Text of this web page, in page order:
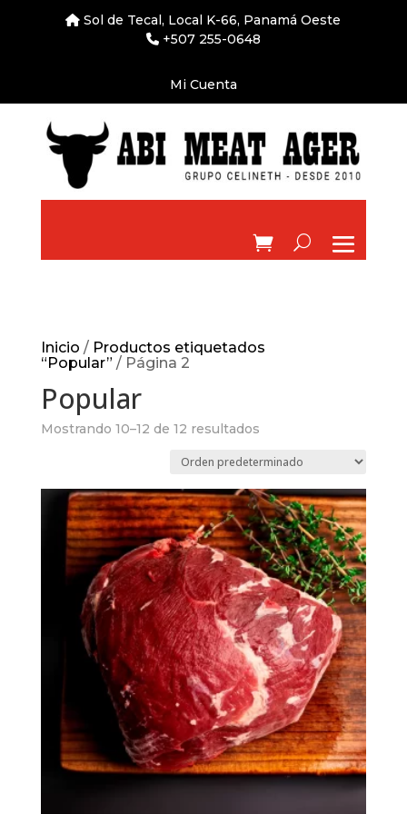
Sol de Tecal, Local K-66, Panamá Oeste
+507 255-0648
Mi Cuenta
Inicio / Productos etiquetados
“Popular” / Página 2
Popular
Mostrando 10–12 de 12 resultados